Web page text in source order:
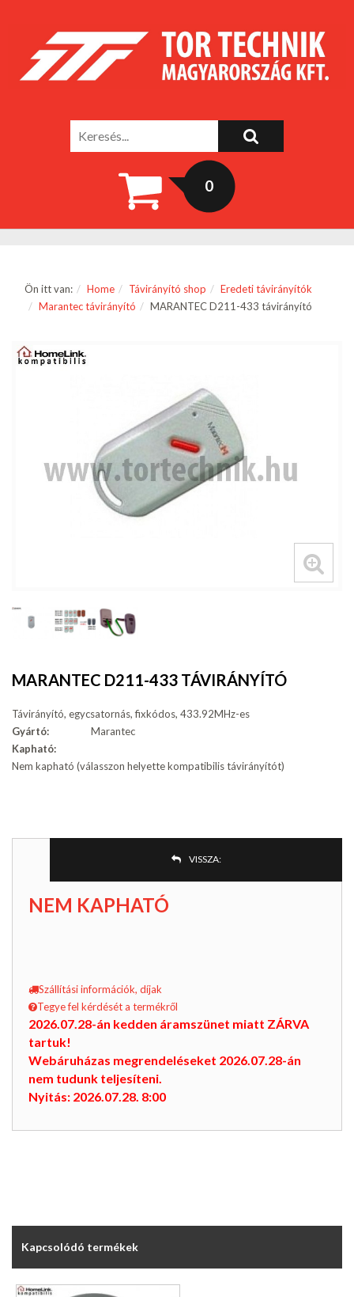
0
Ön itt van: Home Távirányító shop
Eredeti távirányítók
Marantec távirányító
MARANTEC D211-433 távirányító
MARANTEC D211-433 TÁVIRÁNYÍTÓ
Távirányító, egycsatornás, fixkódos, 433.92MHz-es
Gyártó:
Marantec
Kapható:
Nem kapható (válasszon helyette kompatibilis távirányítót)
VISSZA:
NEM KAPHATÓ
Szállítási információk, díjak
Tegye fel kérdését a termékről
2026.07.28-án kedden áramszünet miatt ZÁRVA
tartuk!
Webáruházas megrendeléseket 2026.07.28-án
nem tudunk teljesíteni.
Nyitás: 2026.07.28. 8:00
Kapcsolódó termékek